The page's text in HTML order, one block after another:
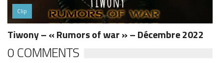
Clip
Tiwony – « Rumors of war » – Décembre 2022
0 COMMENTS